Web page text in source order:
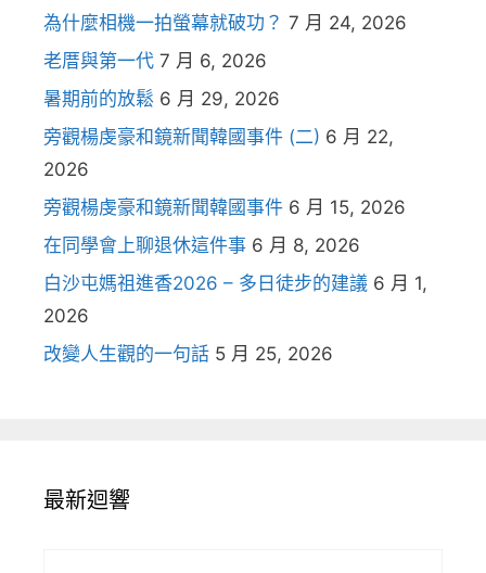
為什麼相機一拍螢幕就破功？ 7 月 24, 2026
老厝與第一代 7 月 6, 2026
暑期前的放鬆 6 月 29, 2026
旁觀楊虔豪和鏡新聞韓國事件 (二) 6 月 22,
2026
旁觀楊虔豪和鏡新聞韓國事件 6 月 15, 2026
在同學會上聊退休這件事 6 月 8, 2026
白沙屯媽祖進香2026 – 多日徒步的建議 6 月 1,
2026
改變人生觀的一句話 5 月 25, 2026
最新迴響